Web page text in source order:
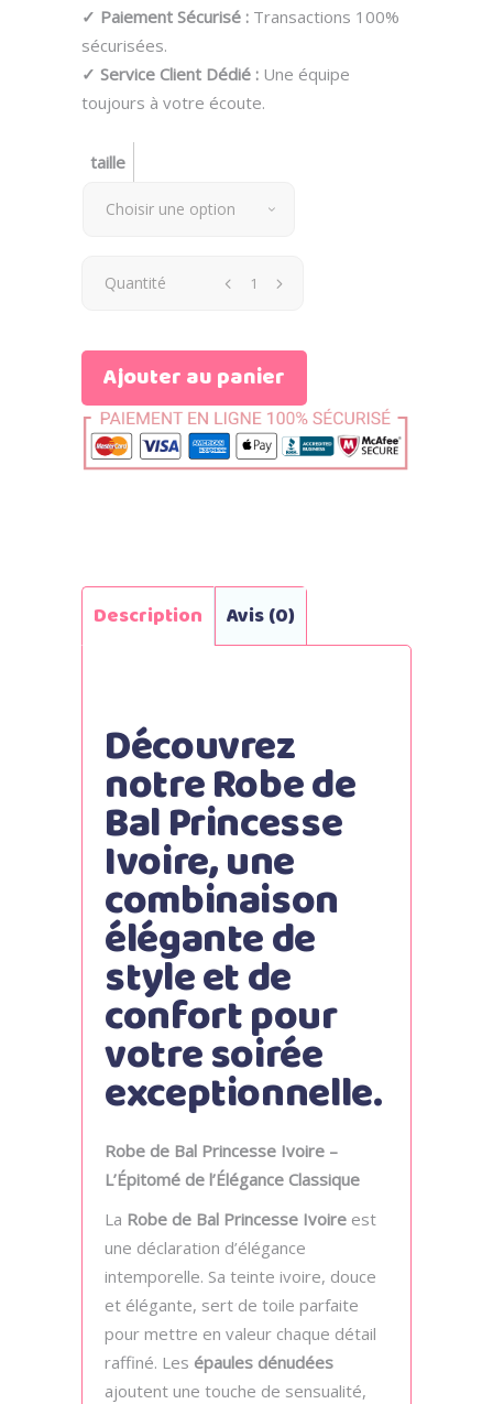
✓ Paiement Sécurisé : Transactions 100%
sécurisées.
✓ Service Client Dédié : Une équipe
toujours à votre écoute.
taille
Choisir une option
Quantité
Ajouter au panier
Description Avis (0)
Découvrez
notre Robe de
Bal Princesse
Ivoire, une
combinaison
élégante de
style et de
confort pour
votre soirée
exceptionnelle.
Robe de Bal Princesse Ivoire –
L’Épitomé de l’Élégance Classique
La Robe de Bal Princesse Ivoire est
une déclaration d’élégance
intemporelle. Sa teinte ivoire, douce
et élégante, sert de toile parfaite
pour mettre en valeur chaque détail
raffiné. Les épaules dénudées
ajoutent une touche de sensualité,